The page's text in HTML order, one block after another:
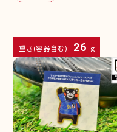
重さ(容器含む): 26 g